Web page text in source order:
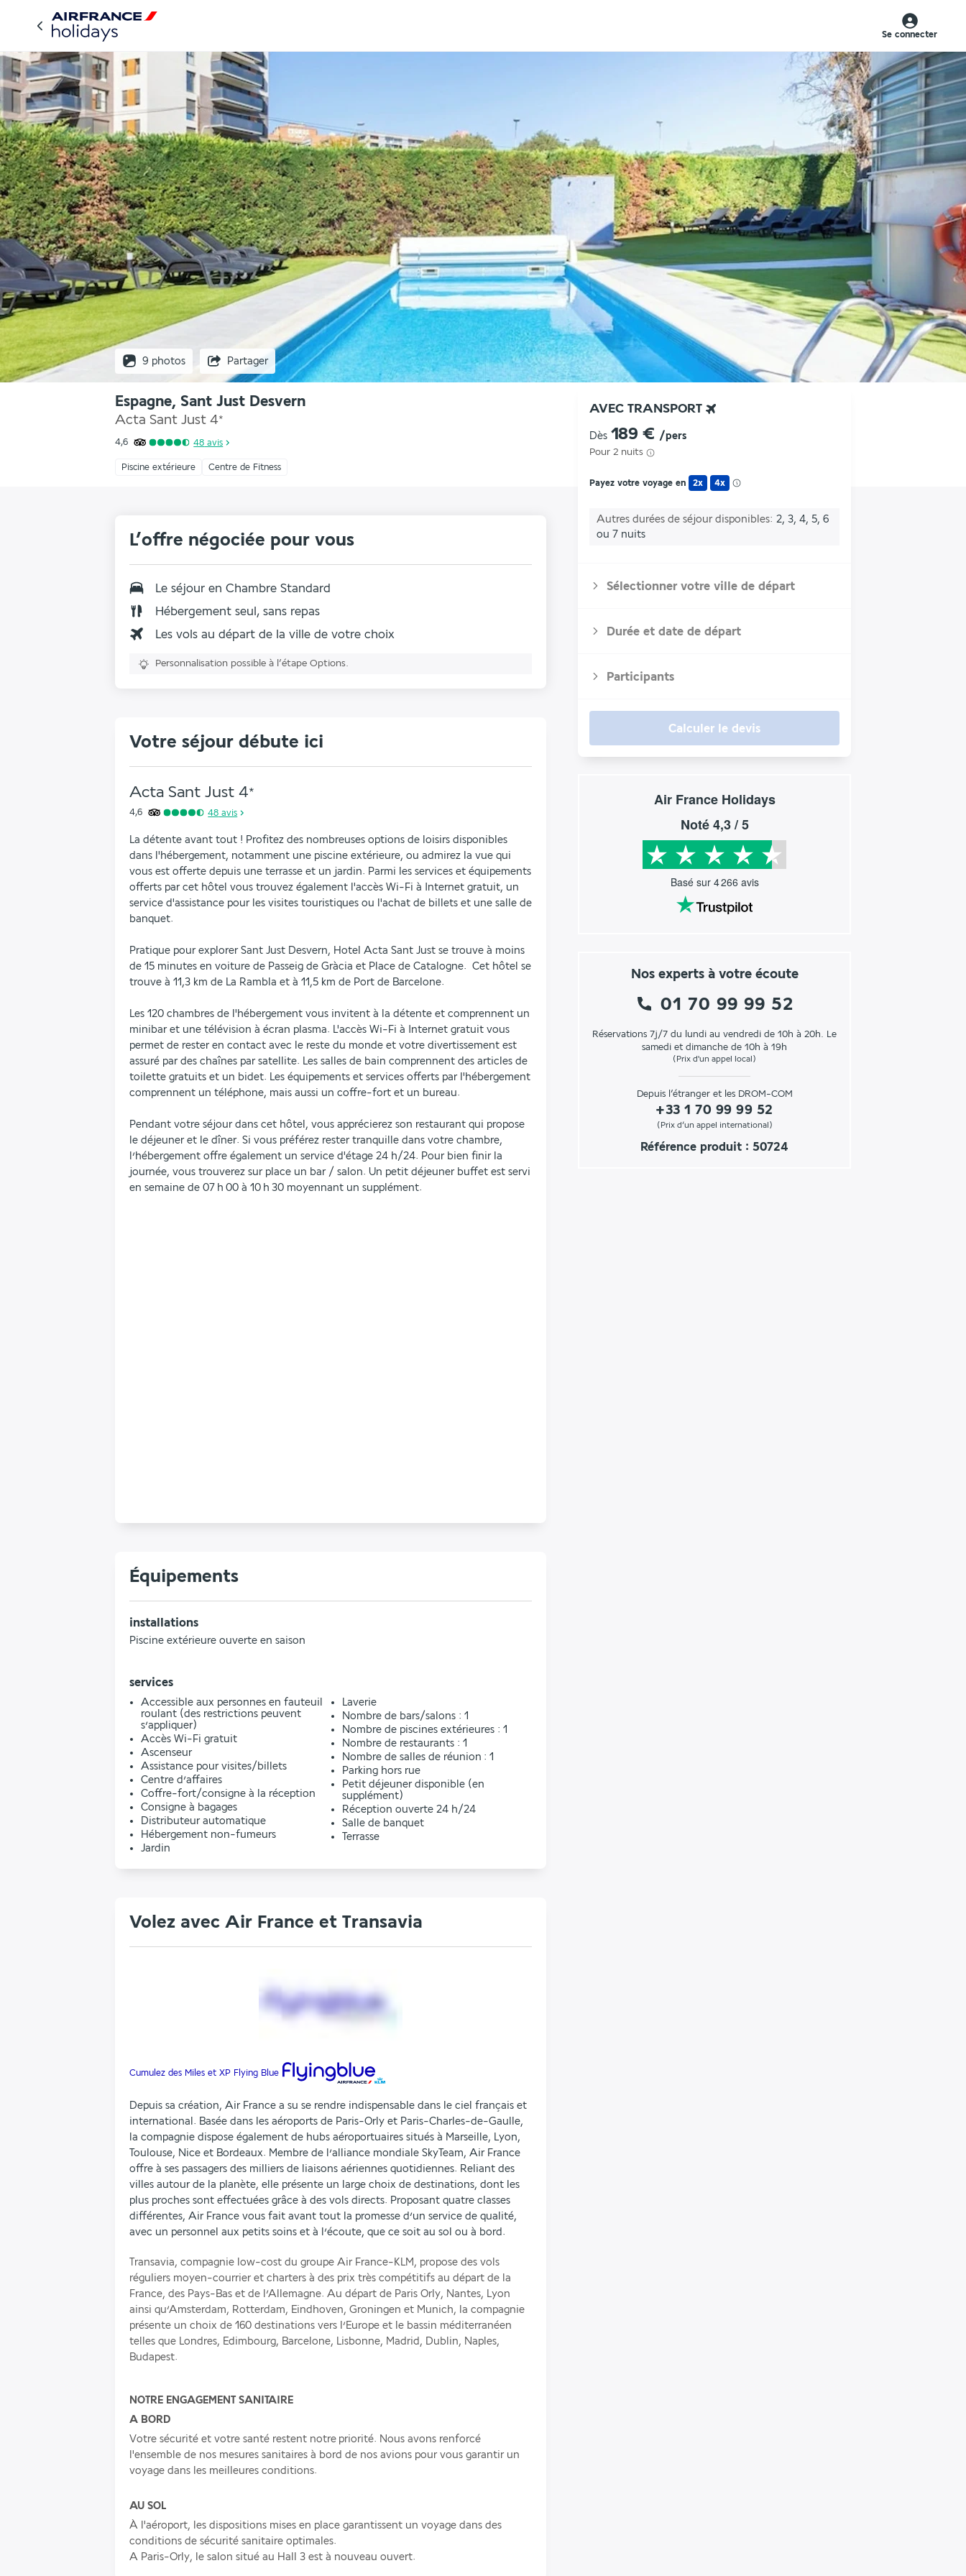
Se connecter
9 photos Partager
Espagne, Sant Just Desvern
Acta Sant Just 4*
4,6 48 avis
Piscine extérieure Centre de Fitness
AVEC TRANSPORT
Dès 189 € /pers
Pour 2 nuits
Payez votre voyage en 2x 4x
Autres durées de séjour disponibles 2, 3, 4, 5, 6
ou 7 nuits
Sélectionner votre ville de départ
Durée et date de départ
Participants
Calculer le devis
Air France Holidays
Noté4,3/ 5
Basé sur 4 266 avis
Nos experts à votre écoute
01 70 99 99 52
Réservations 7j/7 du lundi au vendredi de 10h à 20h. Le
samedi et dimanche de 10h à 19h
(Prix d'un appel local)
Depuis l’étranger et les DROM-COM
+33 1 70 99 99 52
(Prix d’un appel international)
Référence produit : 50724
L’offre négociée pour vous
Le séjour en Chambre Standard
Hébergement seul, sans repas
Les vols au départ de la ville de votre choix
Personnalisation possible à l’étape Options.
Votre séjour débute ici
Acta Sant Just 4*
4,6 48 avis
La détente avant tout ! Profitez des nombreuses options de loisirs disponibles
dans l'hébergement, notamment une piscine extérieure, ou admirez la vue qui
vous est offerte depuis une terrasse et un jardin. Parmi les services et équipements
offerts par cet hôtel vous trouvez également l'accès Wi-Fi à Internet gratuit, un
service d'assistance pour les visites touristiques ou l'achat de billets et une salle de
banquet.
Pratique pour explorer Sant Just Desvern, Hotel Acta Sant Just se trouve à moins
de 15 minutes en voiture de Passeig de Gràcia et Place de Catalogne.  Cet hôtel se
trouve à 11,3 km de La Rambla et à 11,5 km de Port de Barcelone.
Les 120 chambres de l'hébergement vous invitent à la détente et comprennent un
minibar et une télévision à écran plasma. L'accès Wi-Fi à Internet gratuit vous
permet de rester en contact avec le reste du monde et votre divertissement est
assuré par des chaînes par satellite. Les salles de bain comprennent des articles de
toilette gratuits et un bidet. Les équipements et services offerts par l'hébergement
comprennent un téléphone, mais aussi un coffre-fort et un bureau.
Pendant votre séjour dans cet hôtel, vous apprécierez son restaurant qui propose
le déjeuner et le dîner. Si vous préférez rester tranquille dans votre chambre,
l’hébergement offre également un service d'étage 24 h/24. Pour bien finir la
journée, vous trouverez sur place un bar / salon. Un petit déjeuner buffet est servi
en semaine de 07 h 00 à 10 h 30 moyennant un supplément.
Équipements
installations
Piscine extérieure ouverte en saison
services
Accessible aux personnes en fauteuil
roulant (des restrictions peuvent
s’appliquer)
Accès Wi-Fi gratuit
Ascenseur
Assistance pour visites/billets
Centre d’affaires
Coffre-fort/consigne à la réception
Consigne à bagages
Distributeur automatique
Hébergement non-fumeurs
Jardin
Laverie
Nombre de bars/salons : 1
Nombre de piscines extérieures : 1
Nombre de restaurants : 1
Nombre de salles de réunion : 1
Parking hors rue
Petit déjeuner disponible (en
supplément)
Réception ouverte 24 h/24
Salle de banquet
Terrasse
Volez avec Air France et Transavia
Cumulez des Miles et XP Flying Blue
Depuis sa création, Air France a su se rendre indispensable dans le ciel français et
international. Basée dans les aéroports de Paris-Orly et Paris-Charles-de-Gaulle,
la compagnie dispose également de hubs aéroportuaires situés à Marseille, Lyon,
Toulouse, Nice et Bordeaux. Membre de l’alliance mondiale SkyTeam, Air France
offre à ses passagers des milliers de liaisons aériennes quotidiennes. Reliant des
villes autour de la planète, elle présente un large choix de destinations, dont les
plus proches sont effectuées grâce à des vols directs. Proposant quatre classes
différentes, Air France vous fait avant tout la promesse d’un service de qualité,
avec un personnel aux petits soins et à l’écoute, que ce soit au sol ou à bord.
Transavia, compagnie low-cost du groupe Air France-KLM, propose des vols
réguliers moyen-courrier et charters à des prix très compétitifs au départ de la
France, des Pays-Bas et de l’Allemagne. Au départ de Paris Orly, Nantes, Lyon
ainsi qu’Amsterdam, Rotterdam, Eindhoven, Groningen et Munich, la compagnie
présente un choix de 160 destinations vers l’Europe et le bassin méditerranéen
telles que Londres, Edimbourg, Barcelone, Lisbonne, Madrid, Dublin, Naples,
Budapest.
NOTRE ENGAGEMENT SANITAIRE
A BORD
Votre sécurité et votre santé restent notre priorité. Nous avons renforcé
l'ensemble de nos mesures sanitaires à bord de nos avions pour vous garantir un
voyage dans les meilleures conditions.
AU SOL
À l'aéroport, les dispositions mises en place garantissent un voyage dans des
conditions de sécurité sanitaire optimales.
A Paris-Orly, le salon situé au Hall 3 est à nouveau ouvert.